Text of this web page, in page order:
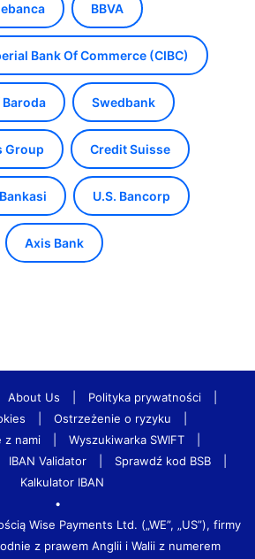
BBVA
Bank Of Commerce (CIBC)
Baroda Swedbank
Group Credit Suisse
U.S. Bancorp
Axis Bank
About Us Polityka prywatności
Ostrzeżenie o ryzyku
z nami
Wyszukiwarka SWIFT
IBAN Validator Sprawdź kod BSB
Kalkulator IBAN
•
Wise Payments Ltd. („WE”, „US”), firmy
z prawem Anglii i Walii z numerem